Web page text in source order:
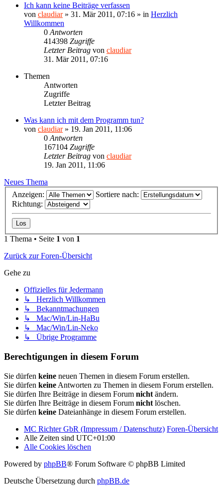
Ich kann keine Beiträge verfassen
von claudiar» 31. Mär 2011, 07:16 » in Herzlich
Willkommen
0 Antworten
414398 Zugriffe
Letzter Beitrag von claudiar
31. Mär 2011, 07:16
Themen
Antworten
Zugriffe
Letzter Beitrag
Was kann ich mit dem Programm tun?
von claudiar» 19. Jan 2011, 11:06
0 Antworten
167104 Zugriffe
Letzter Beitrag von claudiar
19. Jan 2011, 11:06
Neues Thema
Anzeigen:
Sortiere nach:
Richtung:
1 Thema • Seite 1 von 1
Zurück zur Foren-Übersicht
Gehe zu
Offizielles für Jedermann
↳ Herzlich Willkommen
↳ Bekanntmachungen
↳ Mac/Win/Lin-HaBu
↳ Mac/Win/Lin-Neko
↳ Übrige Programme
Berechtigungen in diesem Forum
Sie dürfen keine neuen Themen in diesem Forum erstellen.
Sie dürfen keine Antworten zu Themen in diesem Forum erstellen.
Sie dürfen Ihre Beiträge in diesem Forum nicht ändern.
Sie dürfen Ihre Beiträge in diesem Forum nicht löschen.
Sie dürfen keine Dateianhänge in diesem Forum erstellen.
MC Richter GbR (Impressum / Datenschutz) Foren-Übersicht
Alle Zeiten sind UTC+01:00
Alle Cookies löschen
Powered by phpBB® Forum Software © phpBB Limited
Deutsche Übersetzung durch phpBB.de